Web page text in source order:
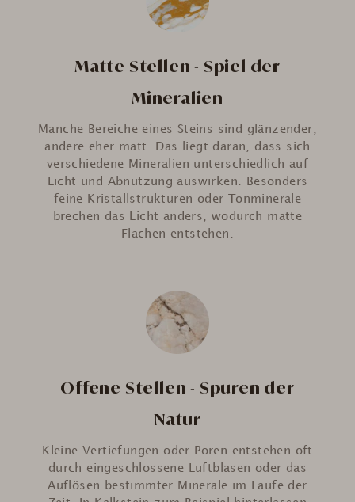
Matte Stellen - Spiel der
Mineralien
Manche Bereiche eines Steins sind glänzender,
andere eher matt. Das liegt daran, dass sich
verschiedene Mineralien unterschiedlich auf
Licht und Abnutzung auswirken. Besonders
feine Kristallstrukturen oder Tonminerale
brechen das Licht anders, wodurch matte
Flächen entstehen.
Offene Stellen - Spuren der
Natur
Kleine Vertiefungen oder Poren entstehen oft
durch eingeschlossene Luftblasen oder das
Auflösen bestimmter Minerale im Laufe der